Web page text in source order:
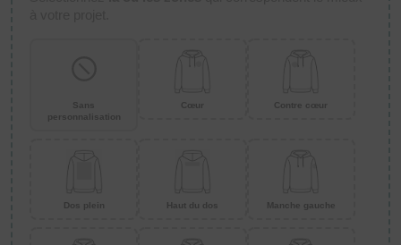
Sans
personnalisation
Cœur Contre cœur
Dos plein Haut du dos Manche gauche